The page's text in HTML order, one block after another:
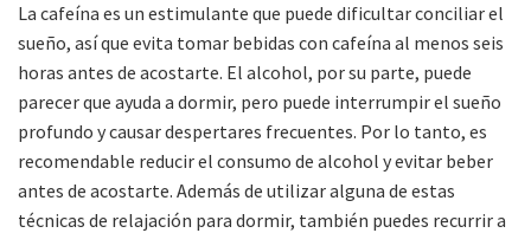
La cafeína es un estimulante que puede dificultar conciliar el
sueño, así que evita tomar bebidas con cafeína al menos seis
horas antes de acostarte. El alcohol, por su parte, puede
parecer que ayuda a dormir, pero puede interrumpir el sueño
profundo y causar despertares frecuentes. Por lo tanto, es
recomendable reducir el consumo de alcohol y evitar beber
antes de acostarte. Además de utilizar alguna de estas
técnicas de relajación para dormir, también puedes recurrir a